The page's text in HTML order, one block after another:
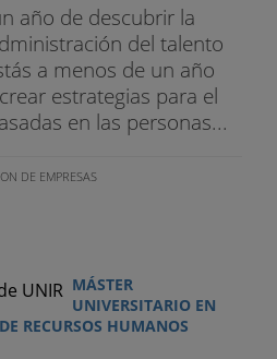
año de descubrir la
del talento
a menos de un año
estrategias para el
en las personas...
DE EMPRESAS
MÁSTER
UNIVERSITARIO EN
RECURSOS HUMANOS